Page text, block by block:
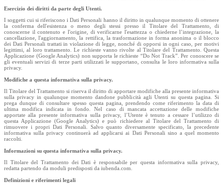
Esercizio dei diritti da parte degli Utenti.
I soggetti cui si riferiscono i Dati Personali hanno il diritto in qualunque momento di ottenere
la conferma dell'esistenza o meno degli stessi presso il Titolare del Trattamento, di
conoscerne il contenuto e l'origine, di verificarne l'esattezza o chiederne l’integrazione, la
cancellazione, l'aggiornamento, la rettifica, la trasformazione in forma anonima o il blocco
dei Dati Personali trattati in violazione di legge, nonché di opporsi in ogni caso, per motivi
legittimi, al loro trattamento. Le richieste vanno rivolte al Titolare del Trattamento. Questa
Applicazione (Google Analytics) non supporta le richieste “Do Not Track”. Per conoscere se
gli eventuali servizi di terze parti utilizzati le supportano, consulta le loro informativa sulla
privacy.
Modifiche a questa informativa sulla privacy.
Il Titolare del Trattamento si riserva il diritto di apportare modifiche alla presente informativa
sulla privacy in qualunque momento dandone pubblicità agli Utenti su questa pagina. Si
prega dunque di consultare spesso questa pagina, prendendo come riferimento la data di
ultima modifica indicata in fondo. Nel caso di mancata accettazione delle modifiche
apportate alla presente informativa sulla privacy, l’Utente è tenuto a cessare l’utilizzo di
questa Applicazione (Google Analytics) e può richiedere al Titolare del Trattamento di
rimuovere i propri Dati Personali. Salvo quanto diversamente specificato, la precedente
informativa sulla privacy continuerà ad applicarsi ai Dati Personali sino a quel momento
raccolti.
Informazioni su questa informativa sulla privacy.
Il Titolare del Trattamento dei Dati è responsabile per questa informativa sulla privacy,
redatta partendo da moduli predisposti da iubenda.com.
Definizioni e riferimenti legali